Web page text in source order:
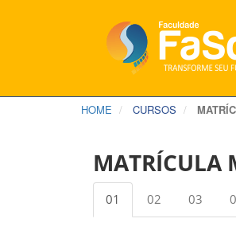
HOME CURSOS
MATRÍCULA
01 02 03